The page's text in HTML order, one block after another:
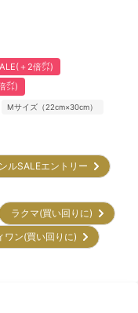
＋2倍㌽)
㌽)
Mサイズ（22cm×30cm）
ルSALEエントリー
ラクマ(買い回りに)
ワン(買い回りに)